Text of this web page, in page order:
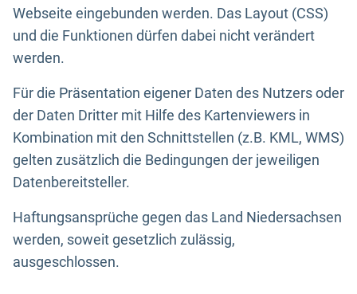
Webseite eingebunden werden. Das Layout (CSS)
und die Funktionen dürfen dabei nicht verändert
werden.
Für die Präsentation eigener Daten des Nutzers oder
der Daten Dritter mit Hilfe des Kartenviewers in
Kombination mit den Schnittstellen (z.B. KML, WMS)
gelten zusätzlich die Bedingungen der jeweiligen
Datenbereitsteller.
Haftungsansprüche gegen das Land Niedersachsen
werden, soweit gesetzlich zulässig,
ausgeschlossen.